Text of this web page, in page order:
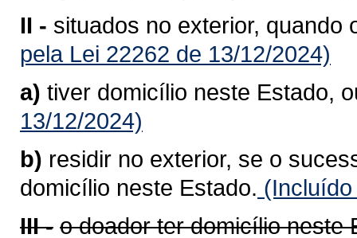
II - situados no exterior, quando
pela Lei 22262 de 13/12/2024)
a) tiver domicílio neste Estado,
13/12/2024)
b) residir no exterior, se o
domicílio neste Estado.
III - o doador ter domicílio neste